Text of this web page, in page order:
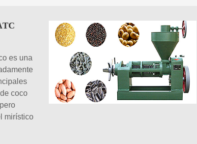
es una
coco
mirístico